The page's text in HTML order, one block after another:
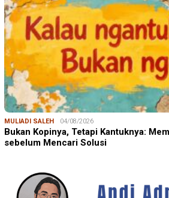
MULIADI SALEH 04/08/2026
Bukan Kopinya, Tetapi Kantuknya:
sebelum Mencari Solusi